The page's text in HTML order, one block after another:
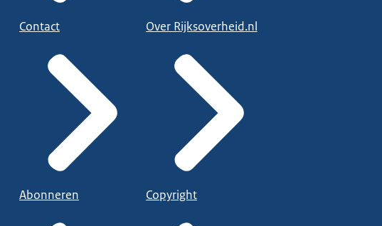
Contact
Abonneren
Over Rijksoverheid.nl
Copyright